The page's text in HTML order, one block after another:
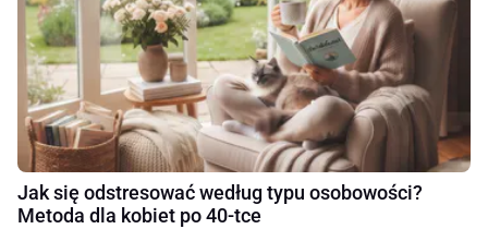
Jak się odstresować według typu osobowości?
Metoda dla kobiet po 40-tce